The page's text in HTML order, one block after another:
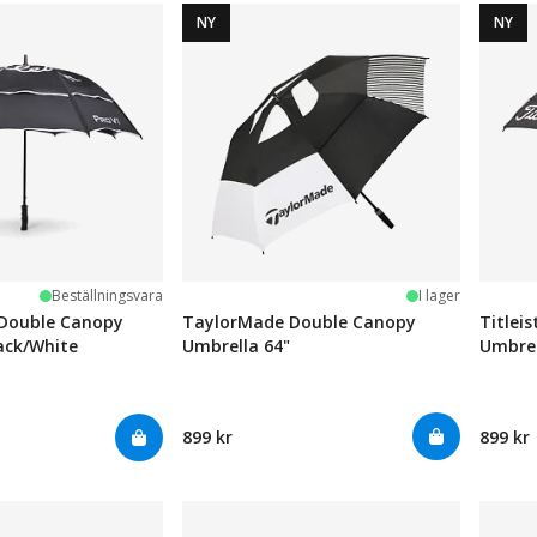
Beställningsvara
Canopy
White
NY
I lager
TaylorMade Double Canopy
Umbrella 64"
899 kr
NY
899 kr